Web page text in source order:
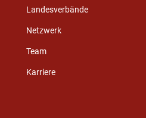
Landesverbände
Netzwerk
Team
Karriere